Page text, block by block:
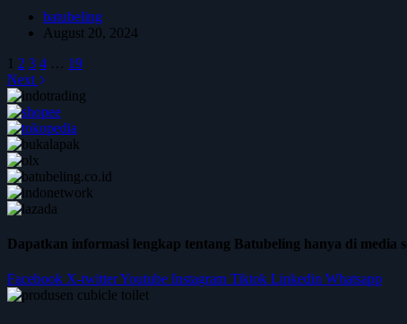
batubeling
August 20, 2024
1 2 3 4 … 19
Next
Dapatkan informasi lengkap tentang Batubeling hanya di media
Facebook X-twitterYoutube Instagram Tiktok Linkedin Whatsapp